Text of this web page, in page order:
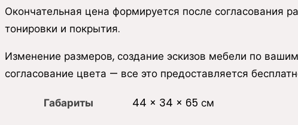
Окончательная цена формируется после согласования
тонировки и покрытия.
Изменение размеров, создание эскизов мебели по
согласование цвета — все это предоставляется
Габариты 44 × 34 × 65 см